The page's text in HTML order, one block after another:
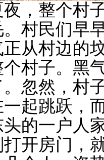
，整个村
村民们早
从村边的
村子。黑
忽然，村
起跳跃，
的一户人
开房门，